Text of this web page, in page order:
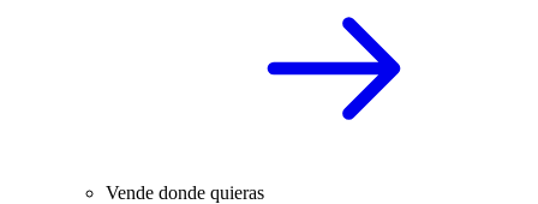
Vende donde quieras